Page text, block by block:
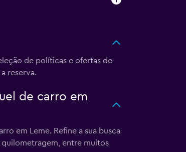
de políticas e ofertas de
reserva.
de carro em
em Leme. Refine a sua busca
entre muitos